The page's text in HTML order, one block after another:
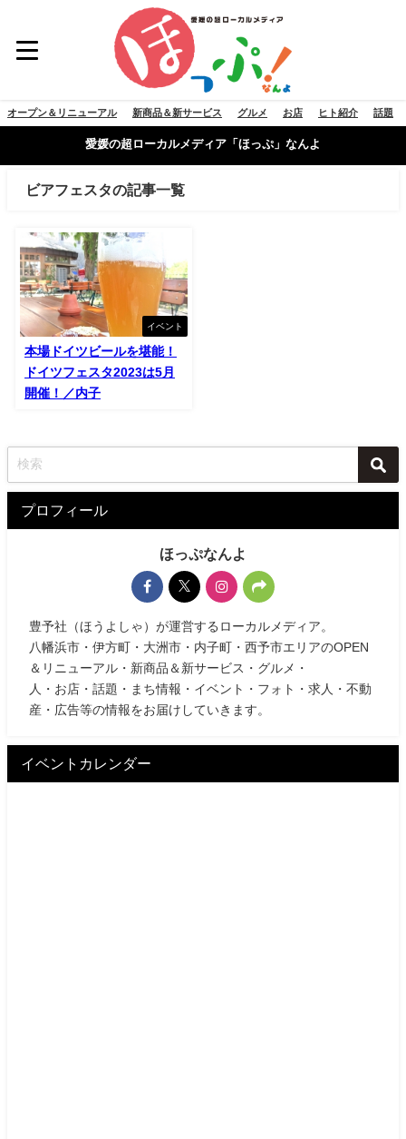
オープン＆リニューアル 新商品＆新サービス グルメ お店 ヒト紹介 話題
愛媛の超ローカルメディア「ほっぷ」なんよ
ビアフェスタの記事一覧
イベント
本場ドイツビールを堪能！
ドイツフェスタ2023は5月
開催！／内子
プロフィール
ほっぷなんよ
豊予社（ほうよしゃ）が運営するローカルメディア。
八幡浜市・伊方町・大洲市・内子町・西予市エリアのOPEN
＆リニューアル・新商品＆新サービス・グルメ・
人・お店・話題・まち情報・イベント・フォト・求人・不動
産・広告等の情報をお届けしていきます。
イベントカレンダー